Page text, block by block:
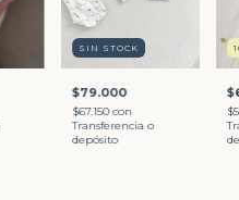
SIN STOCK
$79.000
$67.150con
Transferencia o
depósito